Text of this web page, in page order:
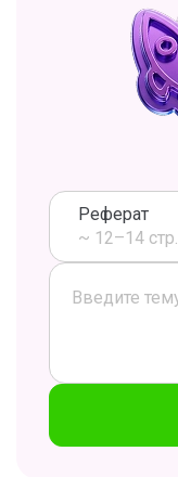
Реферат
~ 12–14 стр.